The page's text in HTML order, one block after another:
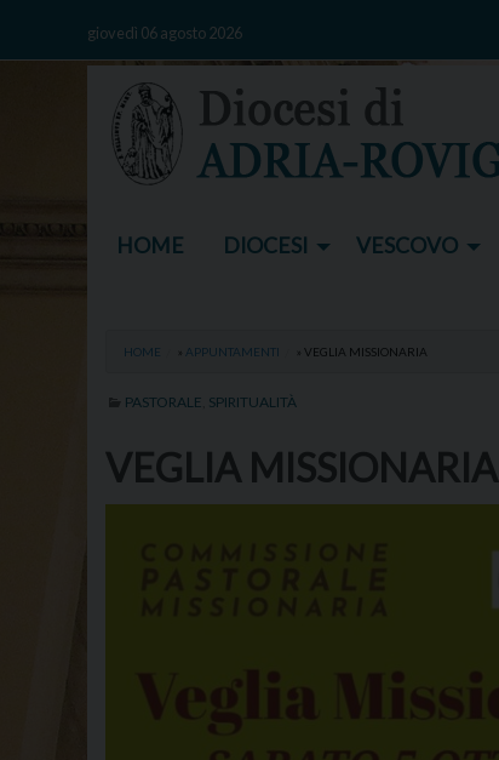
giovedì 06 agosto 2026
HOME DIOCESI VESCOVO
HOME » APPUNTAMENTI » VEGLIA MISSIONARIA
PASTORALE SPIRITUALITÀ
VEGLIA MISSIONARIA